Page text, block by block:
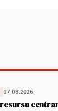
07.08.2026.